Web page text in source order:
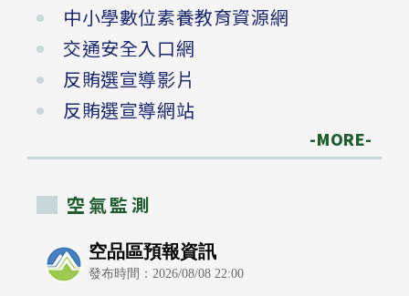
中小學數位素養教育資源網
交通安全入口網
反賄選宣導影片
反賄選宣導網站
-MORE-
空氣監測